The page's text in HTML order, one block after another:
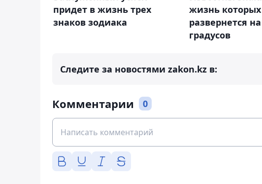
придет в жизнь трех
знаков зодиака
жизнь которых
развернется
градусов
Следите за новостями zakon.kz в:
Комментарии 0